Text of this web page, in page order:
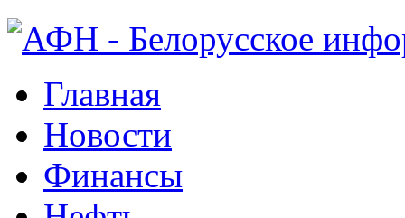
Главная
Новости
Финансы